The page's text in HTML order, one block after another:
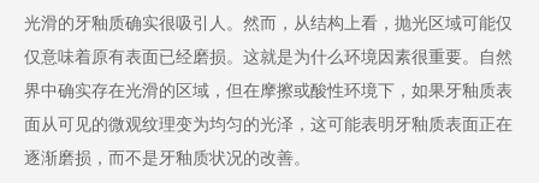
光滑的牙釉质确实很吸引人。然而，从结构上看，抛光区域可能仅
仅意味着原有表面已经磨损。这就是为什么环境因素很重要。自然
界中确实存在光滑的区域，但在摩擦或酸性环境下，如果牙釉质表
面从可见的微观纹理变为均匀的光泽，这可能表明牙釉质表面正在
逐渐磨损，而不是牙釉质状况的改善。